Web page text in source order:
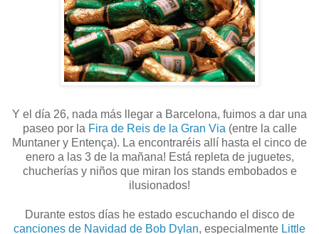
Y el día 26, nada más llegar a Barcelona, fuimos a dar una
paseo por la Fira de Reis de la Gran Via (entre la calle
Muntaner y Entença). La encontraréis allí hasta el cinco de
enero a las 3 de la mañana! Está repleta de juguetes,
chucherías y niños que miran los stands embobados e
ilusionados!
Durante estos días he estado escuchando el disco de
canciones de Navidad de Bob Dylan, especialmente Little